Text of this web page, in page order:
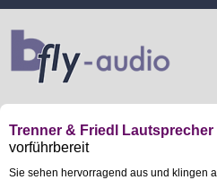
Trenner & Friedl Lautsprecher
vorführbereit
Sie sehen hervorragend aus und klingen